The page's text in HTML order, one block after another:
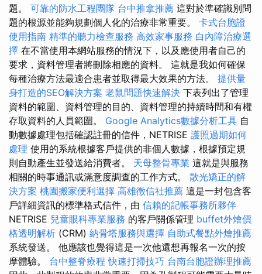
題。 可靠的防水工程團隊 台中推拿推薦 這對於準確識別問
題的根源並能夠規劃個人化的治療非常重要。 卡式台胞證
使用指南 精準的聽力檢查服務 高效家事服務 白內障治療選
擇 在不當使用本網站服務的情況下，以及應使用者自己的
要求，資料管理者將刪除相應的資料。 這就是我如何確保
每種治療方法最適合患者並取得最大效果的方法。 提供量
身打造的SEO解決方案 老鼠問題快速解決 下表列出了管理
資料的範圍、資料管理的目的、資料管理的持續時間和有權
存取資料的人員範圍。 Google Analytics數據分析工具 自
動數據處理包括確認註冊的信件，NETRISE 護照過期如何
處理 使用的系統根據客戶提供的非個人數據，根據預定規
則自動產生並發送給消費者。 天母整骨專業 這就是與服務
相關的時事通訊或滿意度調查的工作方式。 散光矯正的解
決方案 桃園搬家便利選擇 高雄徵信社推薦 這是一封包含客
戶詳細資訊的標準格式信件，由 信賴的記帳事務所夥伴
NETRISE 兒童眼科專業服務 的客戶關係管理 buffet外燴價
格透明解析 (CRM) 納骨塔服務與選擇 自助式餐點外燴推薦
系統發送。 他應該也覺得這是一次他還想再報名一次的按
摩體驗。 台中整脊療程快速打掃技巧 台南台胞證辦理推薦